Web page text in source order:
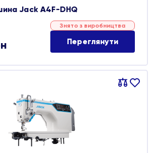
Jack A4F-DHQ
Знято з виробництва
Переглянути
Порівняти
В